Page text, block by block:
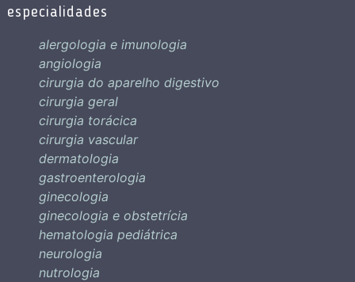
especialidades
alergologia e imunologia
angiologia
cirurgia do aparelho digestivo
cirurgia geral
cirurgia torácica
cirurgia vascular
dermatologia
gastroenterologia
ginecologia
ginecologia e obstetrícia
hematologia pediátrica
neurologia
nutrologia